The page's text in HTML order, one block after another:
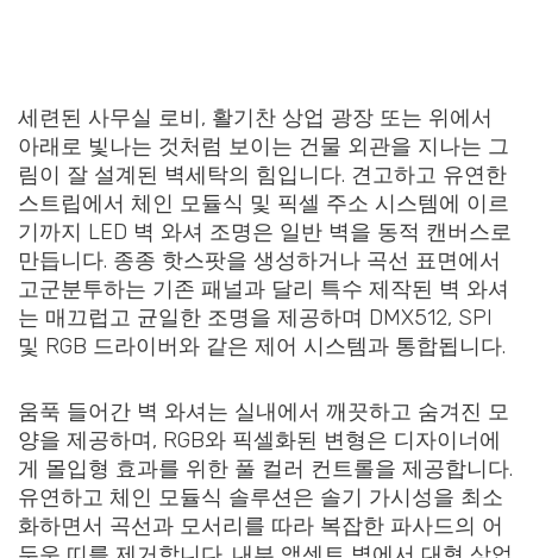
세련된 사무실 로비, 활기찬 상업 광장 또는 위에서
아래로 빛나는 것처럼 보이는 건물 외관을 지나는 그
림이 잘 설계된 벽세탁의 힘입니다. 견고하고 유연한
스트립에서 체인 모듈식 및 픽셀 주소 시스템에 이르
기까지 LED 벽 와셔 조명은 일반 벽을 동적 캔버스로
만듭니다. 종종 핫스팟을 생성하거나 곡선 표면에서
고군분투하는 기존 패널과 달리 특수 제작된 벽 와셔
는 매끄럽고 균일한 조명을 제공하며 DMX512, SPI
및 RGB 드라이버와 같은 제어 시스템과 통합됩니다.
움푹 들어간 벽 와셔는 실내에서 깨끗하고 숨겨진 모
양을 제공하며, RGB와 픽셀화된 변형은 디자이너에
게 몰입형 효과를 위한 풀 컬러 컨트롤을 제공합니다.
유연하고 체인 모듈식 솔루션은 솔기 가시성을 최소
화하면서 곡선과 모서리를 따라 복잡한 파사드의 어